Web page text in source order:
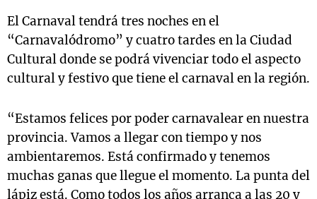
El Carnaval tendrá tres noches en el
“Carnavalódromo” y cuatro tardes en la Ciudad
Cultural donde se podrá vivenciar todo el aspecto
cultural y festivo que tiene el carnaval en la región.
“Estamos felices por poder carnavalear en nuestra
provincia. Vamos a llegar con tiempo y nos
ambientaremos. Está confirmado y tenemos
muchas ganas que llegue el momento. La punta del
lápiz está. Como todos los años arranca a las 20 y